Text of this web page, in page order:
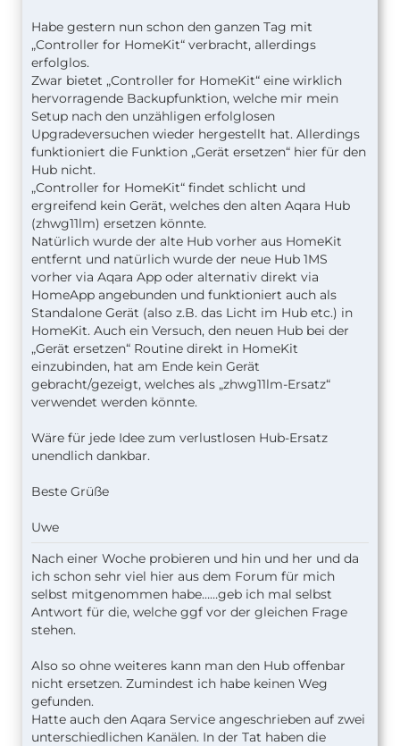
Habe gestern nun schon den ganzen Tag mit
„Controller for HomeKit“ verbracht, allerdings
erfolglos.
Zwar bietet „Controller for HomeKit“ eine wirklich
hervorragende Backupfunktion, welche mir mein
Setup nach den unzähligen erfolglosen
Upgradeversuchen wieder hergestellt hat. Allerdings
funktioniert die Funktion „Gerät ersetzen“ hier für den
Hub nicht.
„Controller for HomeKit“ findet schlicht und
ergreifend kein Gerät, welches den alten Aqara Hub
(zhwg11lm) ersetzen könnte.
Natürlich wurde der alte Hub vorher aus HomeKit
entfernt und natürlich wurde der neue Hub 1MS
vorher via Aqara App oder alternativ direkt via
HomeApp angebunden und funktioniert auch als
Standalone Gerät (also z.B. das Licht im Hub etc.) in
HomeKit. Auch ein Versuch, den neuen Hub bei der
„Gerät ersetzen“ Routine direkt in HomeKit
einzubinden, hat am Ende kein Gerät
gebracht/gezeigt, welches als „zhwg11lm-Ersatz“
verwendet werden könnte.
Wäre für jede Idee zum verlustlosen Hub-Ersatz
unendlich dankbar.
Beste Grüße
Uwe
Nach einer Woche probieren und hin und her und da
ich schon sehr viel hier aus dem Forum für mich
selbst mitgenommen habe……geb ich mal selbst
Antwort für die, welche ggf vor der gleichen Frage
stehen.
Also so ohne weiteres kann man den Hub offenbar
nicht ersetzen. Zumindest ich habe keinen Weg
gefunden.
Hatte auch den Aqara Service angeschrieben auf zwei
unterschiedlichen Kanälen. In der Tat haben die